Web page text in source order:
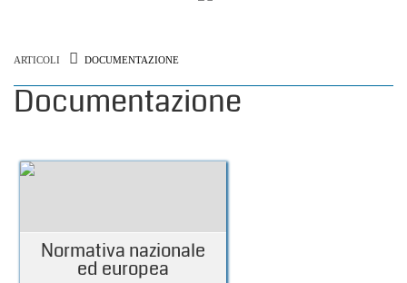
ARTICOLI DOCUMENTAZIONE
Documentazione
Normativa nazionale
ed europea